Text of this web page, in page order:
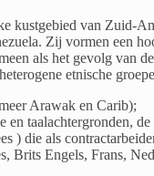
kustgebied van Zuid-
Zij vormen een
als het gevolg van
etnische
Arawak en Carib);
taalachtergronden,
) die als
Brits Engels, Frans,